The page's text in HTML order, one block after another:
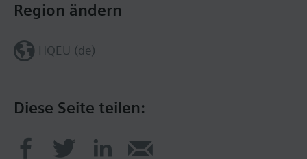
Diese Seite teilen:
Region ändern
HQEU (de)